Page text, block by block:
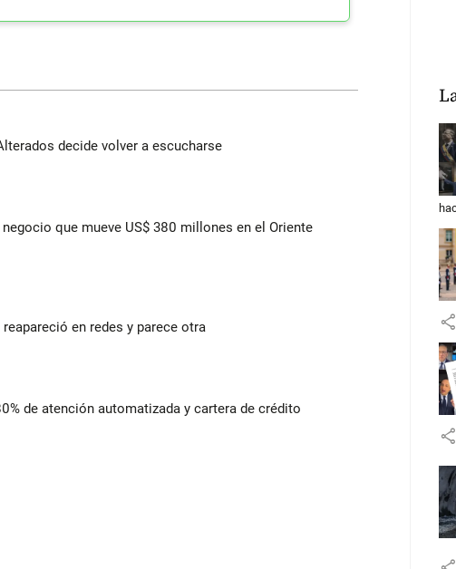
decide volver a escucharse
que mueve US$ 380 millones en el Oriente
en redes y parece otra
de atención automatizada y cartera de crédito
share
share